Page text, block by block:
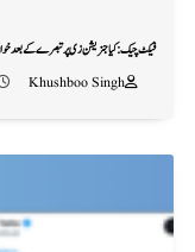
فیکٹ چیک: کیا جنریشن زی پر تبصرے کے بعد
Khushboo Singh